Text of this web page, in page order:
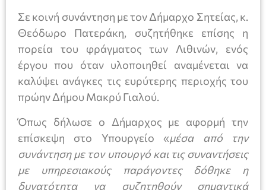
Σε κοινή συνάντηση με τον Δήμαρχο Σητείας, κ.
Θεόδωρο Πατεράκη, συζητήθηκε επίσης η
πορεία του φράγματος των Λιθινών, ενός
έργου που όταν υλοποιηθεί αναμένεται να
καλύψει ανάγκες τις ευρύτερης περιοχής του
πρώην Δήμου Μακρύ Γιαλού.
Όπως δήλωσε ο Δήμαρχος με αφορμή την
επίσκεψη στο Υπουργείο «μέσα από την
συνάντηση με τον υπουργό και τις συναντήσεις
με υπηρεσιακούς παράγοντες δόθηκε η
δυνατότητα να συζητηθούν σημαντικά